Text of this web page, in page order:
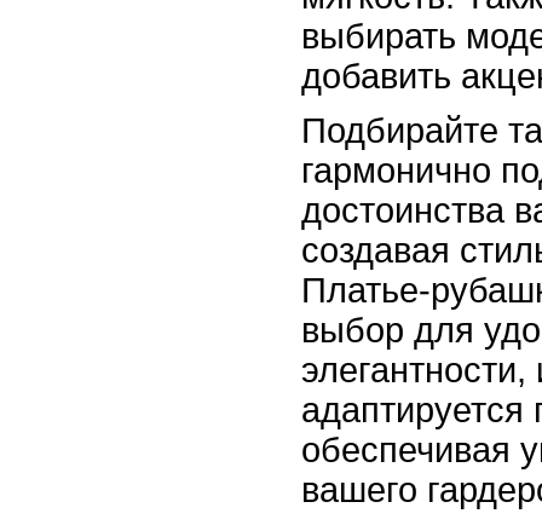
выбирать
добавить
Подбирайте
гармонично
достоинства
создавая
Платье-
выбор для
элегантности,
обеспечивая
вашего